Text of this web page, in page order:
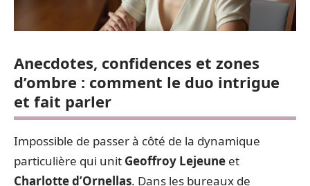
Anecdotes, confidences et zones
d’ombre : comment le duo intrigue
et fait parler
Impossible de passer à côté de la dynamique
particulière qui unit Geoffroy Lejeune et
Charlotte d’Ornellas. Dans les bureaux de